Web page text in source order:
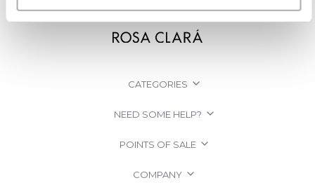
CATEGORIES
NEED SOME HELP?
POINTS OF SALE
COMPANY